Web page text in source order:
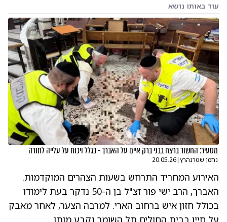
עוד באותו נושא
מסעיר: החשוד ברצח בבני ברק איים על האברך - בגלל ויכוח על עלייה לתורה
נחמן שטרנהרץ|
20.05.26
האירוע המחריד התרחש בשעות הצהרים המוקדמות.
האברך, הרב ישי פור זצ"ל בן ה-50 נדקר בעת לימודו
בכולל חזון איש ברחוב הארי. למרבה הצער, לאחר מאבק